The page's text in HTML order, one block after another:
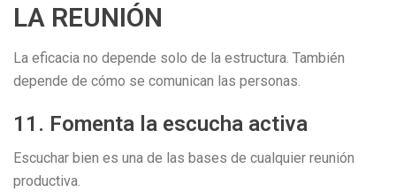
LA REUNIÓN
La eficacia no depende solo de la estructura. También
depende de cómo se comunican las personas.
11. Fomenta la escucha activa
Escuchar bien es una de las bases de cualquier reunión
productiva.